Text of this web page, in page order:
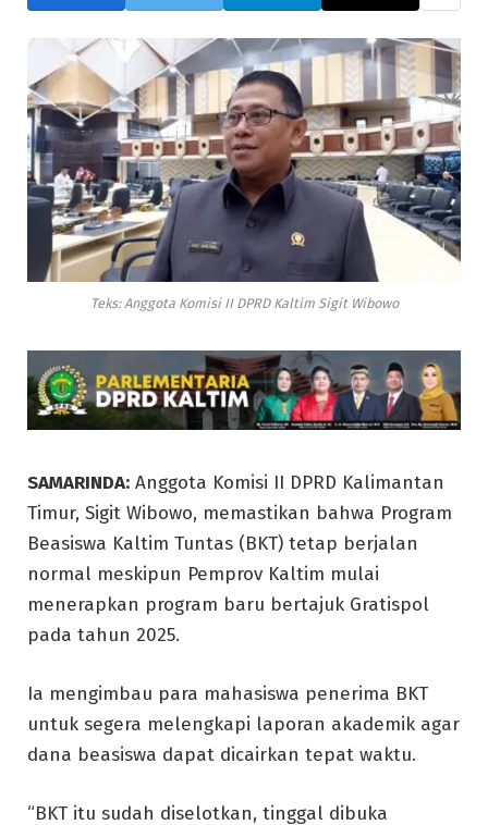
Teks: Anggota Komisi II DPRD Kaltim Sigit Wibowo
SAMARINDA: Anggota Komisi II DPRD Kalimantan
Timur, Sigit Wibowo, memastikan bahwa Program
Beasiswa Kaltim Tuntas (BKT) tetap berjalan
normal meskipun Pemprov Kaltim mulai
menerapkan program baru bertajuk Gratispol
pada tahun 2025.
Ia mengimbau para mahasiswa penerima BKT
untuk segera melengkapi laporan akademik agar
dana beasiswa dapat dicairkan tepat waktu.
“BKT itu sudah diselotkan, tinggal dibuka